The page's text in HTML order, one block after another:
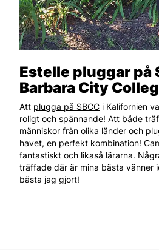
Estelle pluggar på
Barbara City
Att plugga på SBCC i Kalifornien
roligt och spännande! Att både
människor från olika länder och
havet, en perfekt kombination!
fantastiskt och likaså lärarna.
träffade där är mina bästa vänner
bästa jag gjort!